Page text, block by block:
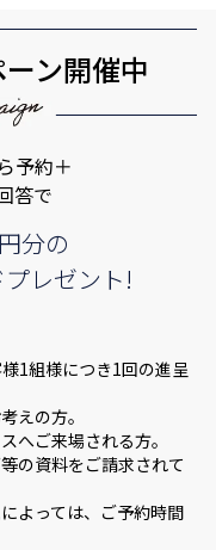
ン開催中
円分の
レゼント!
予約＋
答で
1組様につき1回の進呈
えの方。
へご来場される方。
の資料をご請求されて
よっては、ご予約時間